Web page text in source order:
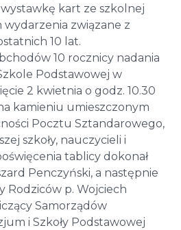
kart ze szkolnej
związane z
10 lat.
10 rocznicy nadania
Podstawowej w
2 kwietnia o godz. 10.30
kamieniu umieszczonym
Pocztu Sztandarowego,
szkoły, nauczycieli i
tablicy dokonał
Penczyński, a następnie
Rodziców p. Wojciech
Samorządów
i Szkoły Podstawowej